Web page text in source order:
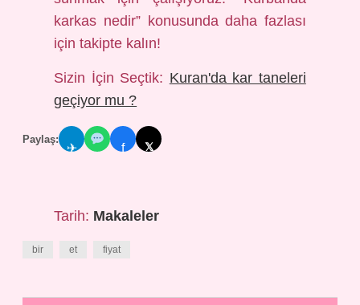
karkas nedir” konusunda daha fazlası
için takipte kalın!
Sizin İçin Seçtik: Kuran'da kar taneleri
geçiyor mu ?
Paylaş:
✈ f 𝕏
Tarih: Makaleler
bir et fiyat